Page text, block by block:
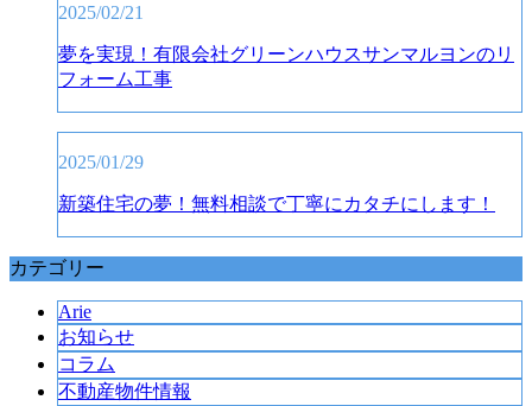
2025/02/21
夢を実現！有限会社グリーンハウスサンマルヨンのリ
フォーム工事
2025/01/29
新築住宅の夢！無料相談で丁寧にカタチにします！
カテゴリー
Arie
お知らせ
コラム
不動産物件情報